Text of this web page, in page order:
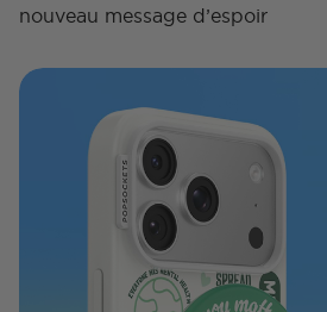
nouveau message d’espoir